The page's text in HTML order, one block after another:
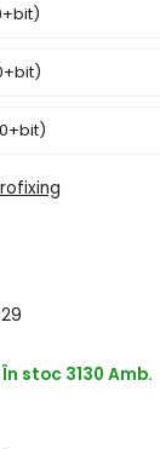
În stoc 3130 Amb.